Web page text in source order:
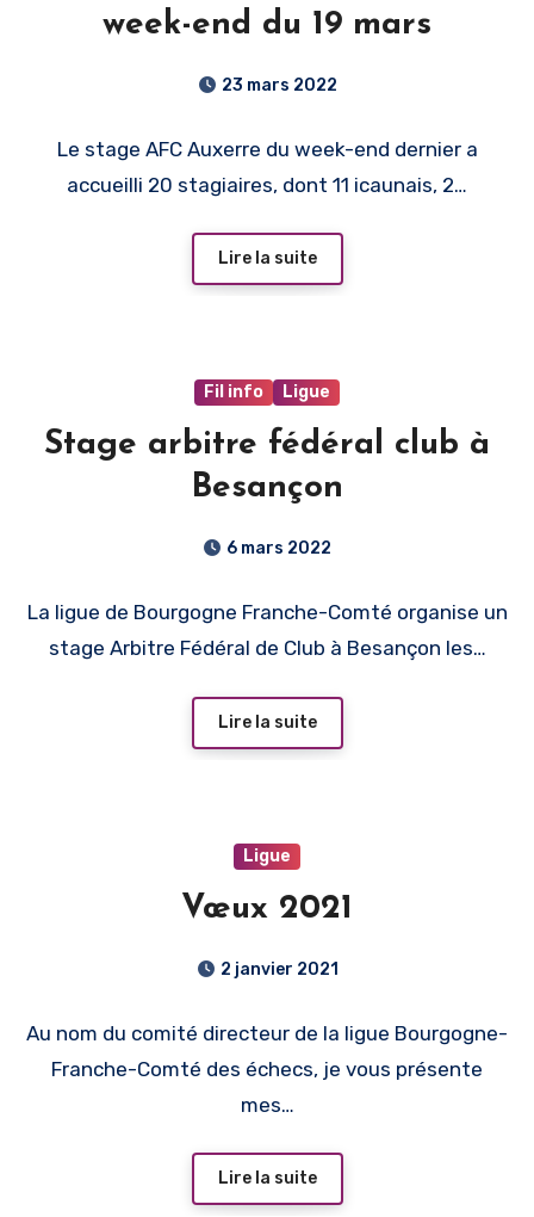
week-end du 19 mars
23 mars 2022
Le stage AFC Auxerre du week-end dernier a
accueilli 20 stagiaires, dont 11 icaunais, 2…
Lire la suite
Fil info Ligue
Stage arbitre fédéral club à
Besançon
6 mars 2022
La ligue de Bourgogne Franche-Comté organise un
stage Arbitre Fédéral de Club à Besançon les…
Lire la suite
Ligue
Vœux 2021
2 janvier 2021
Au nom du comité directeur de la ligue Bourgogne-
Franche-Comté des échecs, je vous présente
mes…
Lire la suite